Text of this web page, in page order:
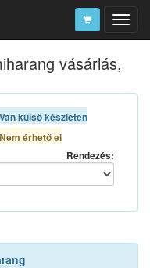
vásárlás,
Van külső készleten
Nem érhető el
Rendezés: